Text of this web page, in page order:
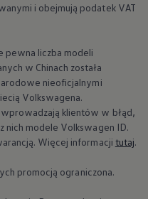
i obejmują podatek VAT
pewna liczba modeli
w Chinach została
nieoficjalnymi
Volkswagena.
klientów w błąd,
nich modele Volkswagen ID.
Więcej informacji tutaj.
promocją ograniczona.